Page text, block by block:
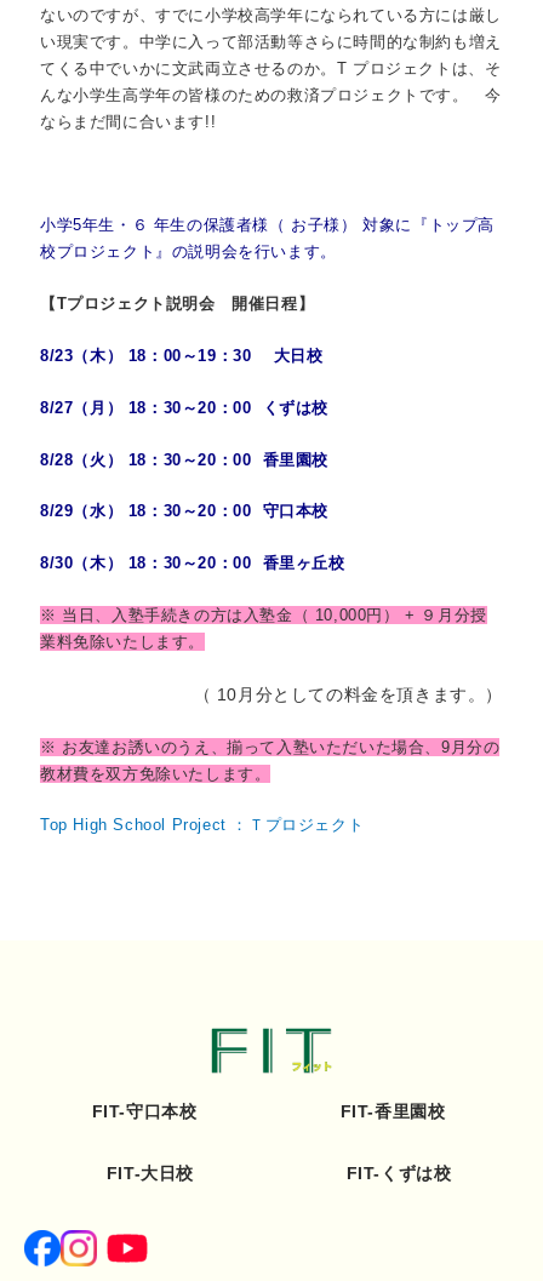
ないのですが、すでに小学校高学年になられている方には厳し
い現実です。中学に入って部活動等さらに時間的な制約も増え
てくる中でいかに文武両立させるのか。T プロジェクトは、そ
んな小学生高学年の皆様のための救済プロジェクトです。 今
ならまだ間に合います!!
小学5年生・６ 年生の保護者様（ お子様） 対象に『トップ高
校プロジェクト』の説明会を行います。
【Tプロジェクト説明会 開催日程】
8/23（木） 18：00～19：30 大日校
8/27（月） 18：30～20：00 くずは校
8/28（火） 18：30～20：00 香里園校
8/29（水） 18：30～20：00 守口本校
8/30（木） 18：30～20：00 香里ヶ丘校
※ 当日、入塾手続きの方は入塾金（ 10,000円） + ９月分授
業料免除いたします。
（ 10月分としての料金を頂きます。）
※ お友達お誘いのうえ、揃って入塾いただいた場合、9月分の
教材費を双方免除いたします。
Top High School Project ：Ｔプロジェクト
FIT-守口本校 FIT-香里園校
FIT-大日校 FIT-くずは校